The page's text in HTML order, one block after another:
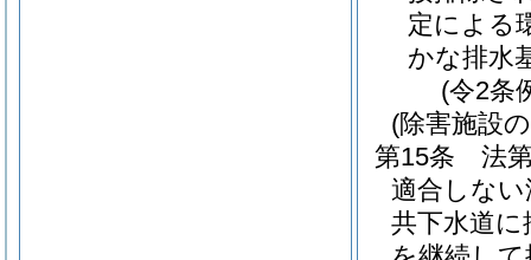
定による
かな排水
(令2条
(除害施設
第15条
法
適合しない
共下水道